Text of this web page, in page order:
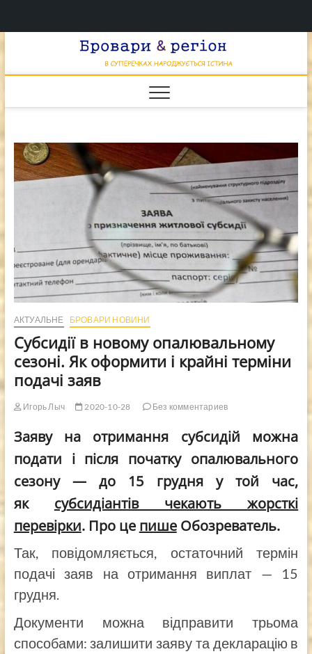
НАРОДЖУЄТЬСЯ
АКТУАЛЬНЕ БРОВАРИ НОВИНИ
Субсидії в новому опалювальному
сезоні. Як оформити і крайні терміни
подачі заяв
Игорь Лыч 2020-10-28 Без комментариев
Заяву на отримання субсидій можна
подати і після початку опалювального
сезону — до 15 грудня у той час,
як субсидіантів чекають жорсткі
перевірки. Про це пишеОбозреватель.
Так, повідомляється, остаточний термін
подачі заяв на отримання виплат — 15
грудня.
Документи можна відправити трьома
способами: залишити заяву та декларацію в